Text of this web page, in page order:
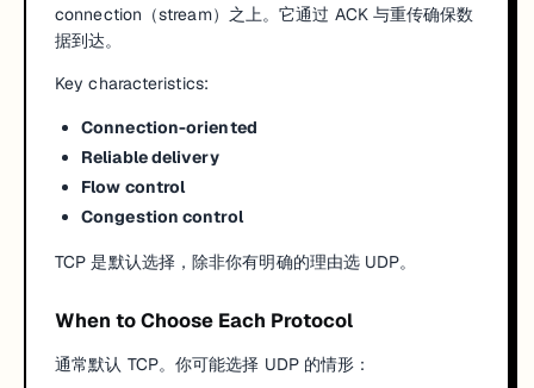
connection（stream）之上。它通过 ACK 与重传确保数
据到达。
Key characteristics:
Connection-oriented
Reliable delivery
Flow control
Congestion control
TCP 是默认选择，除非你有明确的理由选 UDP。
When to Choose Each Protocol
通常默认 TCP。你可能选择 UDP 的情形：